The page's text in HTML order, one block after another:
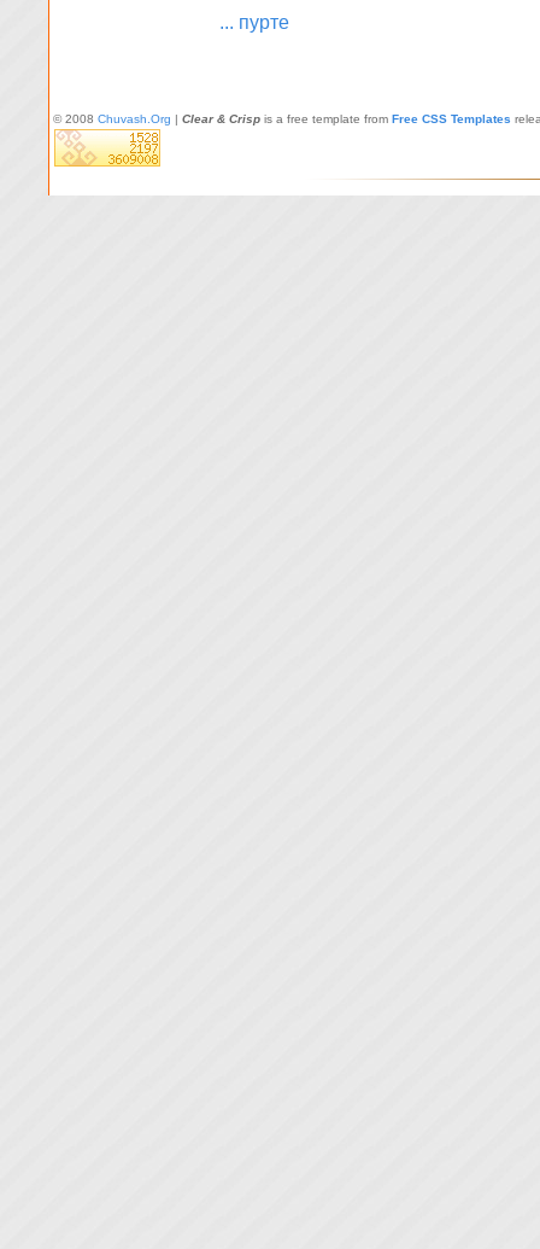
... пурте
© 2008 Chuvash.Org | Clear & Crisp is a free template from Free CSS Templates